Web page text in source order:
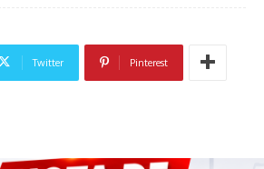
Twitter Pinterest